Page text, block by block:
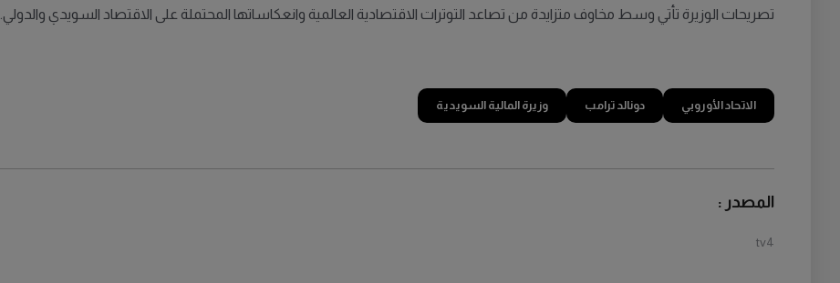
تصريحات الوزيرة تأتي وسط مخاوف متزايدة من تصاعد التوترات الاقتصادية العالمية وانعكاساتها المحتملة على الاقتصاد السويدي والدولي.
الاتحاد الأوروبي دونالد ترامب وزيرة المالية السويدية
المصدر :
tv4